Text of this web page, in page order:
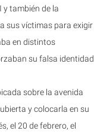
y también de la
sus víctimas para exigir
en distintos
su falsa identidad
sobre la avenida
y colocarla en su
el 20 de febrero, el